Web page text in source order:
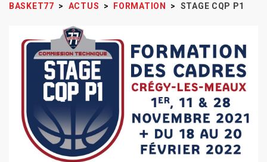
BASKET77 > ACTUS > FORMATION > STAGE CQP P1